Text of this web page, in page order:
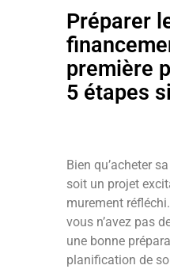
Préparer
première
5 étapes
Bien qu’acheter
soit un projet
murement
vous n’avez pas
une bonne
planification de